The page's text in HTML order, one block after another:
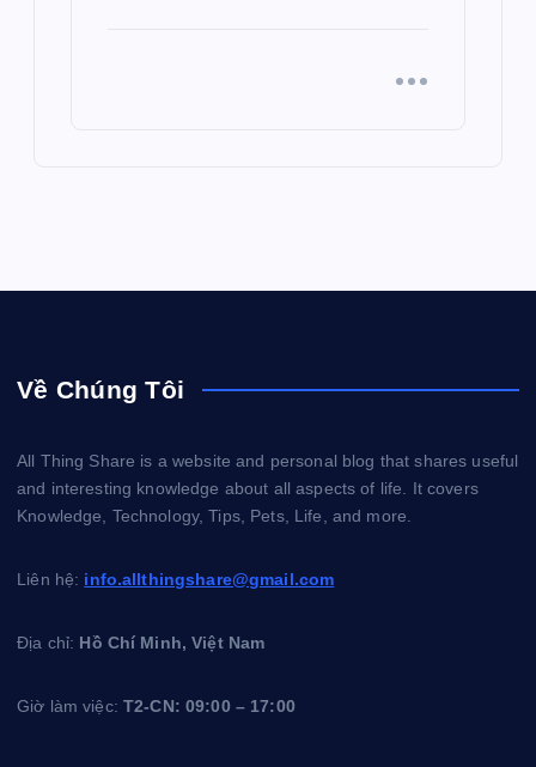
Về Chúng Tôi
All Thing Share is a website and personal blog that shares useful
and interesting knowledge about all aspects of life. It covers
Knowledge, Technology, Tips, Pets, Life, and more.
Liên hệ: info.allthingshare@gmail.com
Địa chỉ: Hồ Chí Minh, Việt Nam
Giờ làm việc:T2-CN: 09:00 – 17:00